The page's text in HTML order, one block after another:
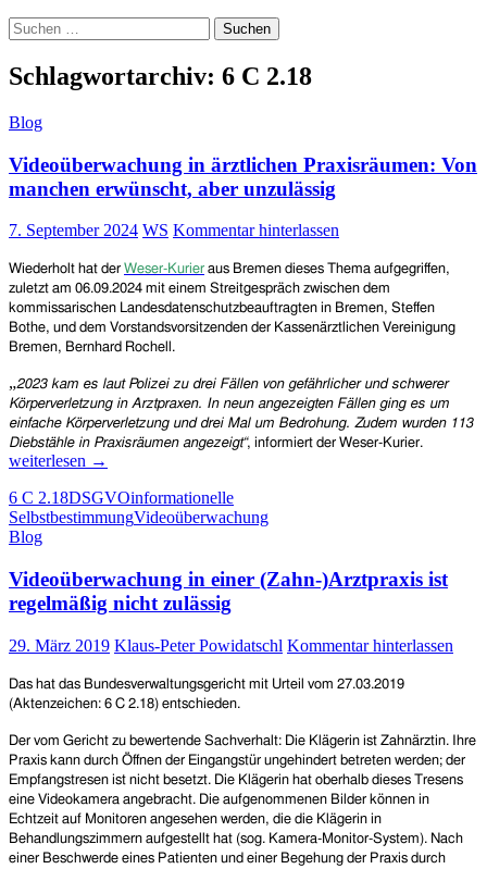
Suchen
nach:
Schlagwortarchiv: 6 C 2.18
Blog
Videoüberwachung in ärztlichen Praxisräumen: Von
manchen erwünscht, aber unzulässig
7. September 2024 WS Kommentar hinterlassen
Wiederholt hat der Weser-Kurier aus Bremen dieses Thema aufgegriffen,
zuletzt am 06.09.2024 mit einem Streitgespräch zwischen dem
kommissarischen Landesdatenschutzbeauftragten in Bremen, Steffen
Bothe, und dem Vorstandsvorsitzenden der Kassenärztlichen Vereinigung
Bremen, Bernhard Rochell.
„2023 kam es laut Polizei zu drei Fällen von gefährlicher und schwerer
Körperverletzung in Arztpraxen. In neun angezeigten Fällen ging es um
einfache Körperverletzung und drei Mal um Bedrohung. Zudem wurden 113
Diebstählein Praxisräumen angezeigt“, informiert der Weser-Kurier.
aber
weiterlesen →
6 C 2.18DSGVOinformationelle
SelbstbestimmungVideoüberwachung
Blog
Videoüberwachung in einer (Zahn-)Arztpraxis ist
regelmäßig nicht zulässig
29. März 2019 Klaus-Peter Powidatschl Kommentar hinterlassen
Das hat das Bundesverwaltungsgericht mit Urteil vom 27.03.2019
(Aktenzeichen: 6 C 2.18) entschieden.
Der vom Gericht zu bewertende Sachverhalt: Die Klägerin ist Zahnärztin. Ihre
Praxis kann durch Öffnen der Eingangstür ungehindert betreten werden; der
Empfangstresen ist nicht besetzt. Die Klägerin hat oberhalb dieses Tresens
eine Videokamera angebracht. Die aufgenommenen Bilder können in
Echtzeit auf Monitoren angesehen werden, die die Klägerin in
Behandlungszimmern aufgestellt hat (sog. Kamera-Monitor-System). Nach
einer Beschwerde eines Patienten und einer Begehung der Praxis durch